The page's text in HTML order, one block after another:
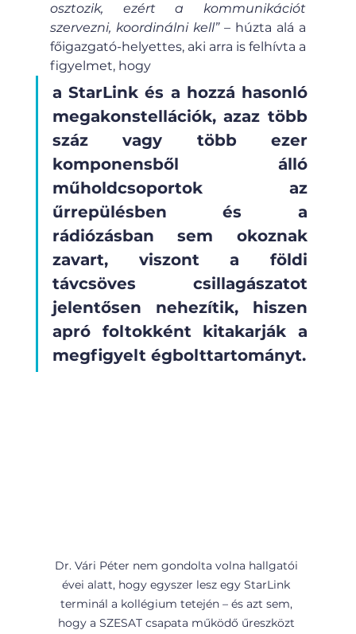
osztozik, ezért a kommunikációt
szervezni, koordinálni kell” – húzta alá a
főigazgató-helyettes, aki arra is felhívta a
figyelmet, hogy
a StarLink és a hozzá hasonló
megakonstellációk, azaz több
száz vagy több ezer
komponensből álló
műholdcsoportok az
űrrepülésben és a
rádiózásban sem okoznak
zavart, viszont a földi
távcsöves csillagászatot
jelentősen nehezítik, hiszen
apró foltokként kitakarják a
megfigyelt égbolttartományt.
Dr. Vári Péter nem gondolta volna hallgatói
évei alatt, hogy egyszer lesz egy StarLink
terminál a kollégium tetején – és azt sem,
hogy a SZESAT csapata működő űreszközt